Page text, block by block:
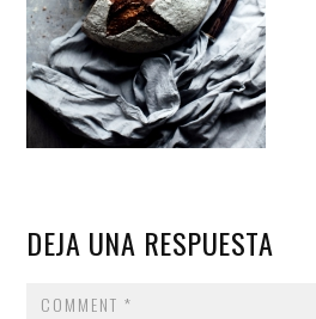
DEJA UNA RESPUESTA